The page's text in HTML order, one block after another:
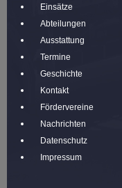
Einsätze
Abteilungen
Ausstattung
Termine
Geschichte
Kontakt
Fördervereine
Nachrichten
Datenschutz
Impressum